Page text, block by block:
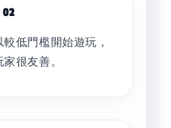
低門檻開始遊玩，
很友善。